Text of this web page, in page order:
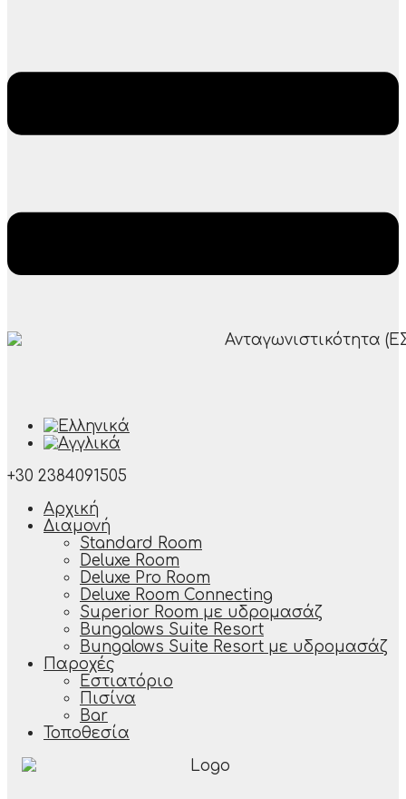
+30 2384091505
Αρχική
Διαμονή
Standard Room
Deluxe Room
Deluxe Pro Room
Deluxe Room Connecting
Superior Room με υδρομασάζ
Bungalows Suite Resort
Bungalows Suite Resort με υδρομασάζ
Παροχές
Εστιατόριο
Πισίνα
Bar
Τοποθεσία